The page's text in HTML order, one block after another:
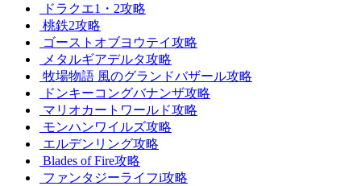
ドラクエ1・2攻略
桃鉄2攻略
ゴーストオブヨウテイ攻略
メタルギアデルタ攻略
牧場物語 風のグランドバザール攻略
ドンキーコングバナンザ攻略
マリオカートワールド攻略
モンハンワイルズ攻略
エルデンリング攻略
Blades of Fire攻略
ファンタジーライフi攻略